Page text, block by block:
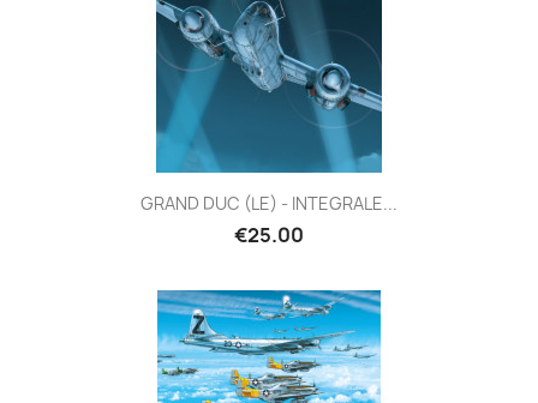
GRAND DUC (LE) - INTEGRALE...
€25.00